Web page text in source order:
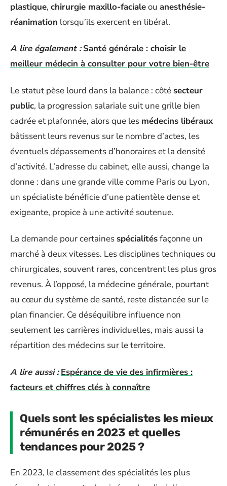
plastique, chirurgie maxillo-facialeou anesthésie-
réanimation lorsqu’ils exercent en libéral.
A lire également : Santé générale : choisir le
meilleur médecin à consulter pour votre bien-être
Le statut pèse lourd dans la balance : côté secteur
public, la progression salariale suit une grille bien
cadrée et plafonnée, alors que les médecins libéraux
bâtissent leurs revenus sur le nombre d’actes, les
éventuels dépassements d’honoraires et la densité
d’activité. L’adresse du cabinet, elle aussi, change la
donne : dans une grande ville comme Paris ou Lyon,
un spécialiste bénéficie d’une patientèle dense et
exigeante, propice à une activité soutenue.
La demande pour certaines spécialitésfaçonne un
marché à deux vitesses. Les disciplines techniques ou
chirurgicales, souvent rares, concentrent les plus gros
revenus. À l’opposé, la médecine générale, pourtant
au cœur du système de santé, reste distancée sur le
plan financier. Ce déséquilibre influence non
seulement les carrières individuelles, mais aussi la
répartition des médecins sur le territoire.
A lire aussi : Espérance de vie des infirmières :
facteurs et chiffres clés à connaître
Quels sont les spécialistes les mieux
rémunérés en 2023 et quelles
tendances pour 2025 ?
En 2023, le classement des spécialités les plus